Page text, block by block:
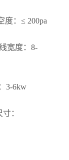
：≤ 200pa
度：8-
6kw
：